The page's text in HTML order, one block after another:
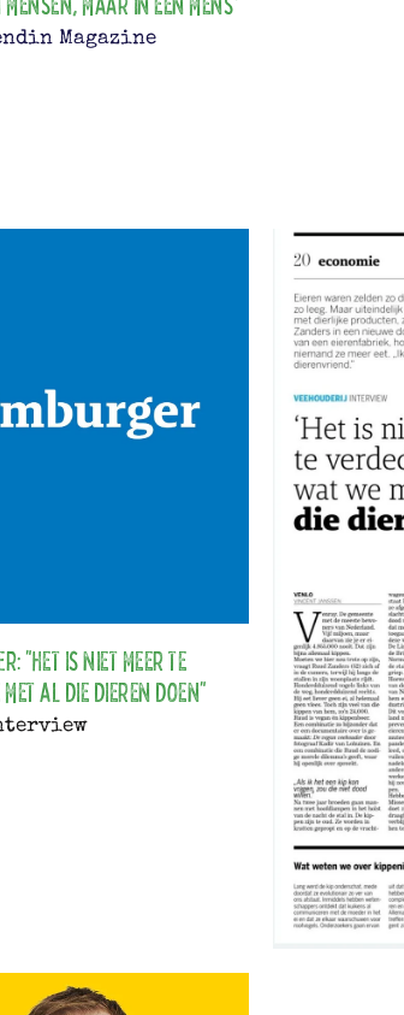
maar in één mens'
Magazine
"Het is niet meer te
al die dieren doen"